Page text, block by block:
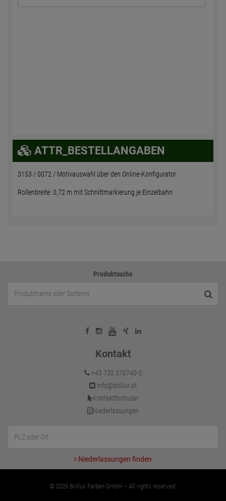
ATTR_BESTELLANGABEN
3153 / 0072 / Motivauswahl über den Online-Konfigurator
Rollenbreite: 0,72 m mit Schnittmarkierung je Einzelbahn
Produktsuche
Kontakt
+43 732 370740-0
info@brillux.at
Kontaktformular
Niederlassungen
Niederlassungen finden
© 2026 Brillux Farben GmbH – All rights reserved.